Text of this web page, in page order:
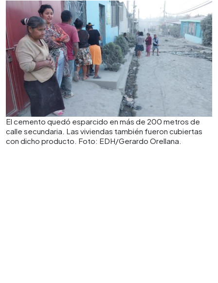
El cemento quedó esparcido en más de 200 metros de
calle secundaria. Las viviendas también fueron cubiertas
con dicho producto. Foto: EDH/Gerardo Orellana.